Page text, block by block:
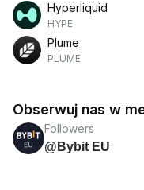
Hyperliquid
HYPE
Plume
PLUME
Obserwuj nas w
Followers
@Bybit EU